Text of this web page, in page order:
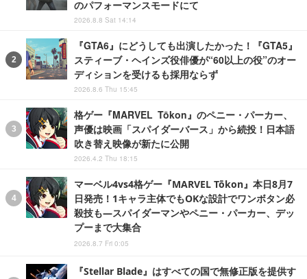
のパフォーマンスモードにて
2026.8.8 Sat 14:14
『GTA6』にどうしても出演したかった！『GTA5』
スティーブ・ヘインズ役俳優が“60以上の役”のオー
ディションを受けるも採用ならず
2026.8.6 Thu 15:45
格ゲー『MARVEL Tōkon』のペニー・パーカー、
声優は映画「スパイダーバース」から続投！日本語
吹き替え映像が新たに公開
2026.4.2 Thu 18:15
マーベル4vs4格ゲー『MARVEL Tōkon』本日8月7
日発売！1キャラ主体でもOKな設計でワンボタン必
殺技も―スパイダーマンやペニー・パーカー、デッ
プーまで大集合
2026.8.7 Fri 0:05
『Stellar Blade』はすべての国で無修正版を提供す